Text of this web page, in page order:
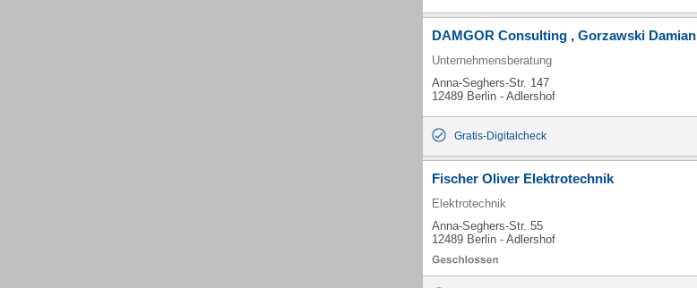
DAMGOR Consulting , Gorzawski Damian
Unternehmensberatung
Anna-Seghers-Str. 147
12489 Berlin - Adlershof
Gratis-Digitalcheck
Fischer Oliver Elektrotechnik
Elektrotechnik
Anna-Seghers-Str. 55
12489 Berlin - Adlershof